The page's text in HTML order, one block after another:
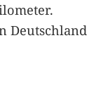
Deutschland